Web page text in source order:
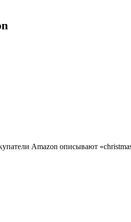
Amazon описывают